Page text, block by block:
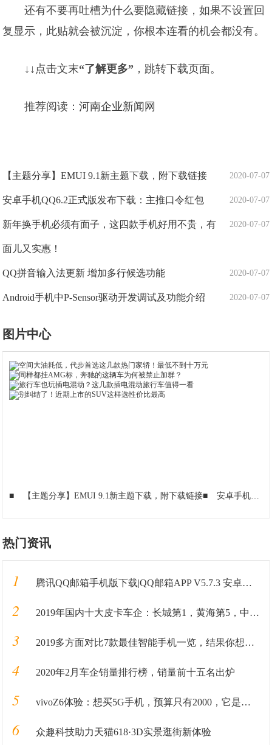
还有不要再吐槽为什么要隐藏链接，如果不设置回
复显示，此贴就会被沉淀，你根本连看的机会都没有。
↓↓点击文末“了解更多” ，跳转下载页面。
推荐阅读：河南企业新闻网
2020-07-07
【主题分享】EMUI 9.1新主题下载，附下载链接
2020-07-07
安卓手机QQ6.2正式版发布下载：主推口令红包
2020-07-07
新年换手机必须有面子，这四款手机好用不贵，有
面儿又实惠！
2020-07-07
QQ拼音输入法更新 增加多行候选功能
2020-07-07
Android手机中P-Sensor驱动开发调试及功能介绍
图片中心
■ 【主题分享】EMUI 9.1新主题下载，附下载链接■ 安卓手机QQ6.2正式版发布下载：主推口令红包
热门资讯
1 腾讯QQ邮箱手机版下载|QQ邮箱APP V5.7.3 安卓最新版 下载_当下软件园
2 2019年国内十大皮卡车企：长城第1，黄海第5，中兴第8，大乘第10
3 2019多方面对比7款最佳智能手机一览，结果你想象不到
4 2020年2月车企销量排行榜，销量前十五名出炉
5 vivoZ6体验：想买5G手机，预算只有2000，它是个选择
6 众趣科技助力天猫618·3D实景逛街新体验